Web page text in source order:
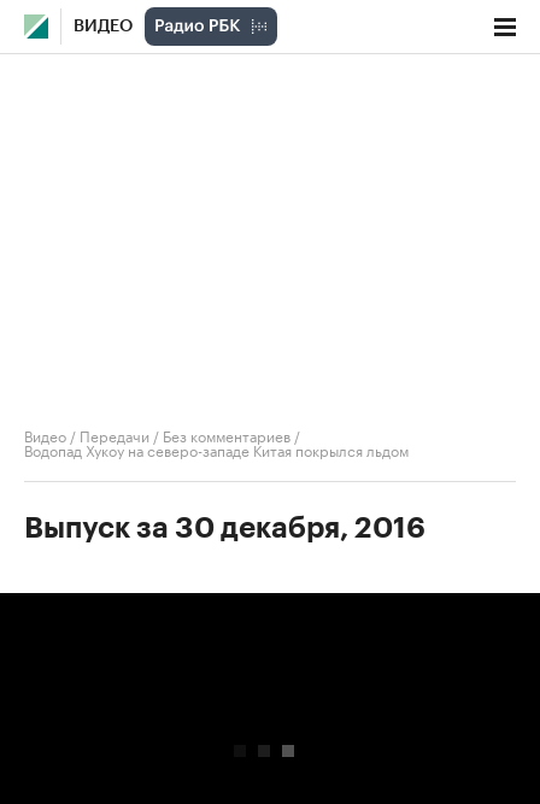
ВИДЕО
Видео / Передачи / Без комментариев /
Водопад Хукоу на северо-западе Китая покрылся льдом
Выпуск за 30 декабря, 2016